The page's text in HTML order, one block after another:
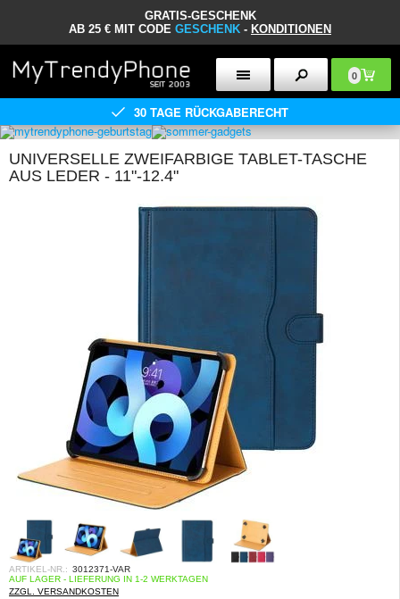
GRATIS-GESCHENK
AB 25 € MIT CODE GESCHENK - KONDITIONEN
0
30 TAGE RÜCKGABERECHT
UNIVERSELLE ZWEIFARBIGE TABLET-TASCHE
AUS LEDER - 11"-12.4"
ARTIKEL-NR.: 3012371-VAR
AUF LAGER - LIEFERUNG IN 1-2 WERKTAGEN
ZZGL. VERSANDKOSTEN